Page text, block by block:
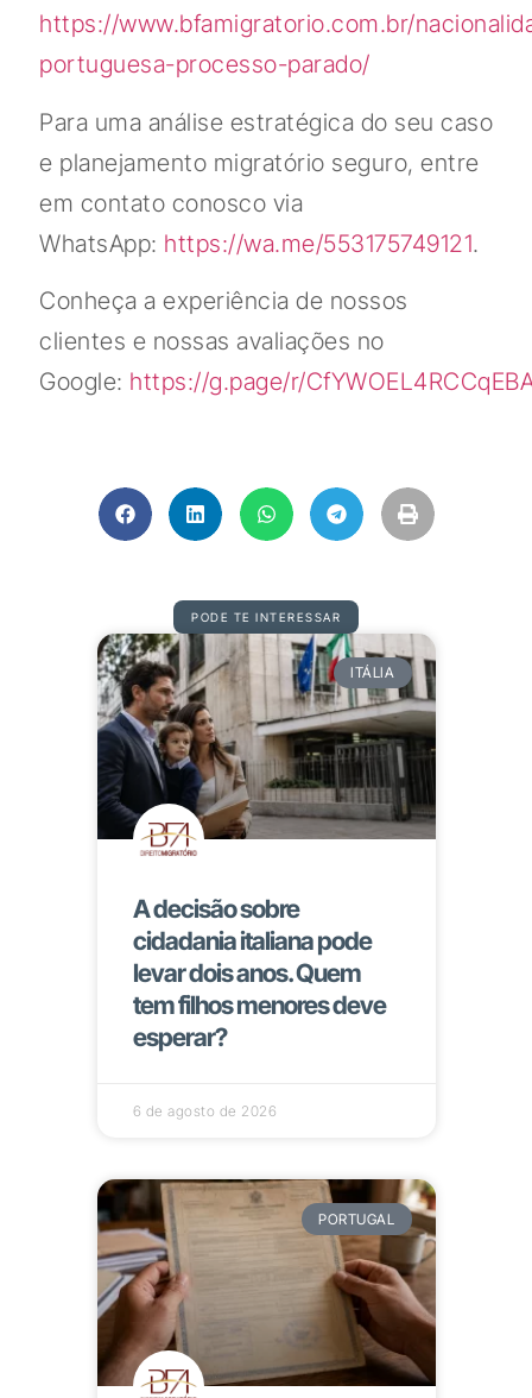
https://www.bfamigratorio.com.br/
portuguesa-processo-parado/
Para uma análise estratégica do seu caso
e planejamento migratório seguro, entre
em contato conosco via
WhatsApp: https://wa.me/553175749121.
Conheça a experiência de nossos
clientes e nossas avaliações no
Google: https://g.page/r/
PODE TE INTERESSAR
ITÁLIA
A decisão sobre
cidadania italiana pode
levar dois anos. Quem
tem filhos menores deve
esperar?
6 de agosto de 2026
PORTUGAL